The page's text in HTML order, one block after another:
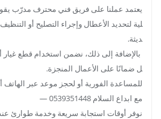
كما نقدم خدمات تحديث الأفران
ض استهلاك الغاز، مما ينعكس
ننفذ فحوصات ميدانية للكشف عن
تخدام أجهزة كشف التسرب
أي خلل للحفاظ على سلامة
يعتمد عملنا على فريق فني محترف مدرّب
لية لتحديد الأعطال وإجراء التصليح أو
ديثة.
بالإضافة إلى ذلك، نضمن استخدام قطع غيار
ل ضمانًا على الأعمال المنجزة.
للمساعدة الفورية أو لحجز موعد عبر
مع ابداع السلام 0539351448 —
نوفر أوقات استجابة سريعة وخدمة طوارئ